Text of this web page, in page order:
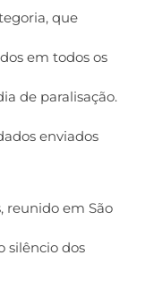
que
em todos os
de paralisação.
enviados
reunido em São
silêncio dos